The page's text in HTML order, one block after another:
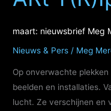
maart: nieuwsbrief Meg
Nieuws & Pers / Meg
Op onverwachte
beelden en installaties.
lucht. Ze verschijnen en